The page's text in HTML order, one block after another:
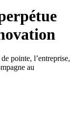
pointe, l’entreprise,
au